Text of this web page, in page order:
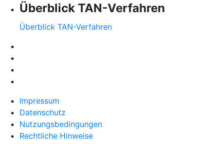
Überblick TAN-Verfahren
Überblick TAN-Verfahren
Impressum
Datenschutz
Nutzungsbedingungen
Rechtliche Hinweise